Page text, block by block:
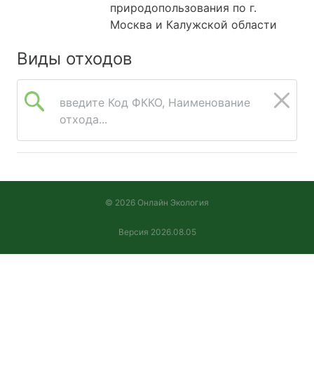
природопользования по г.
Москва и Калужской области
Виды отходов
введите Код ФККО, Наименование
отхода...
© 2026 Онлайн Экология
Версия 2026.08.05